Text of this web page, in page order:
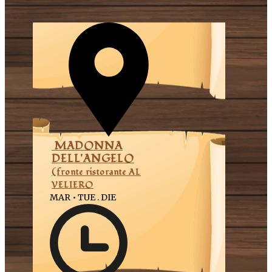
MADONNA
DELL'ANGELO
(fronte ristorante AL
VELIERO
MAR • TUE . DIE